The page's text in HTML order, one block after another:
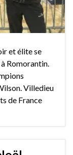
et élite se
Romorantin.
Villedieu
de France